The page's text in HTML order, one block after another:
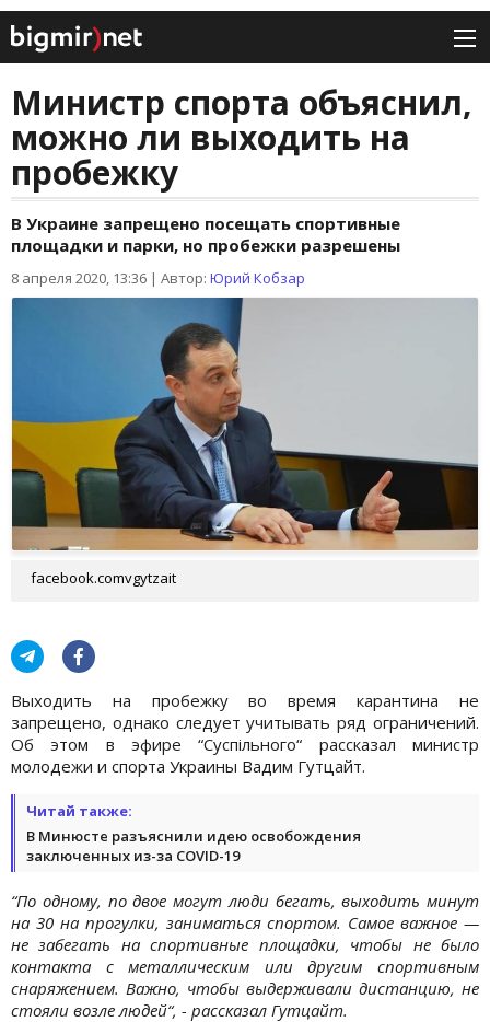
Министр спорта объяснил,
можно ли выходить на
пробежку
В Украине запрещено посещать спортивные
площадки и парки, но пробежки разрешены
8 апреля 2020, 13:36 | Автор: Юрий Кобзар
facebook.comvgytzait
Выходить на пробежку во время карантина не
запрещено, однако следует учитывать ряд ограничений.
Об этом в эфире “Суспільного“ рассказал министр
молодежи и спорта Украины Вадим Гутцайт.
Читай также:
В Минюсте разъяснили идею освобождения
заключенных из-за COVID-19
“По одному, по двое могут люди бегать, выходить минут
на 30 на прогулки, заниматься спортом. Самое важное —
не забегать на спортивные площадки, чтобы не было
контакта с металлическим или другим спортивным
снаряжением. Важно, чтобы выдерживали дистанцию, не
стояли возле людей“, - рассказал Гутцайт.